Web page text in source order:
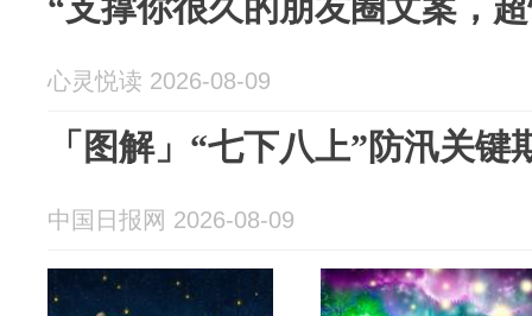
心灵悦读 2026-08-09
「图解」“七下八上”防汛关
中国日报网 2026-08-09